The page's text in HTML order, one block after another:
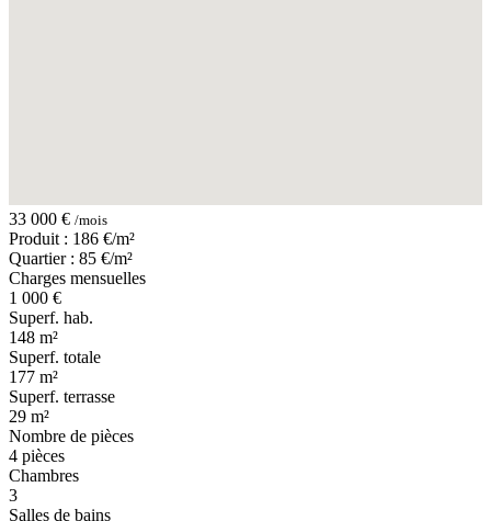
33 000 € /mois
Produit : 186 €/m²
Quartier : 85 €/m²
Charges mensuelles
1 000 €
Superf. hab.
148 m²
Superf. totale
177 m²
Superf. terrasse
29 m²
Nombre de pièces
4 pièces
Chambres
3
Salles de bains